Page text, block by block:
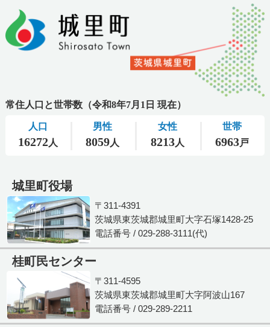
城里町役場
〒311-4391
茨城県東茨城郡城里町大字石塚1428-25
電話番号 / 029-288-3111(代)
桂町民センター
〒311-4595
茨城県東茨城郡城里町大字阿波山167
電話番号 / 029-289-2211